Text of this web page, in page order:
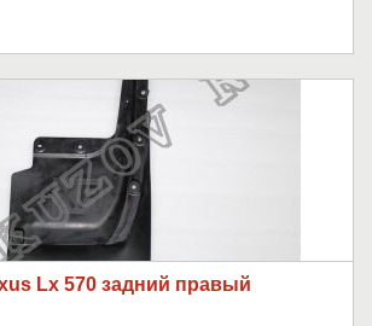
Lx 570 задний правый